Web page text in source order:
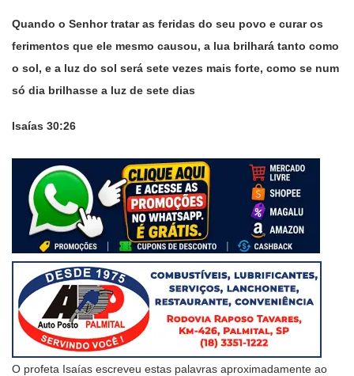
Quando o Senhor tratar as feridas do seu povo e curar os
ferimentos que ele mesmo causou, a lua brilhará tanto como
o sol, e a luz do sol será sete vezes mais forte, como se num
só dia brilhasse a luz de sete dias
Isaías 30:26
O profeta Isaías escreveu estas palavras aproximadamente ao